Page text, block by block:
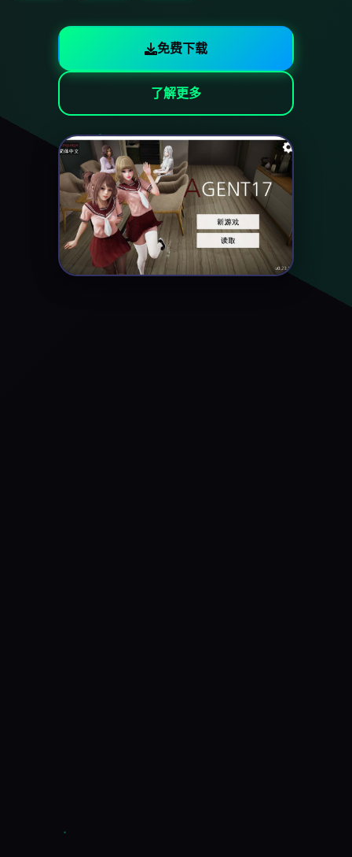
免费下载
了解更多